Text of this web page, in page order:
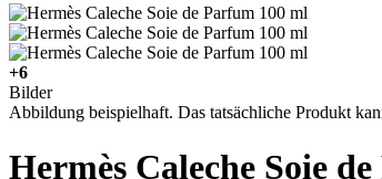
+6
Bilder
Abbildung beispielhaft. Das tatsächliche Produkt
Hermès Caleche Soie